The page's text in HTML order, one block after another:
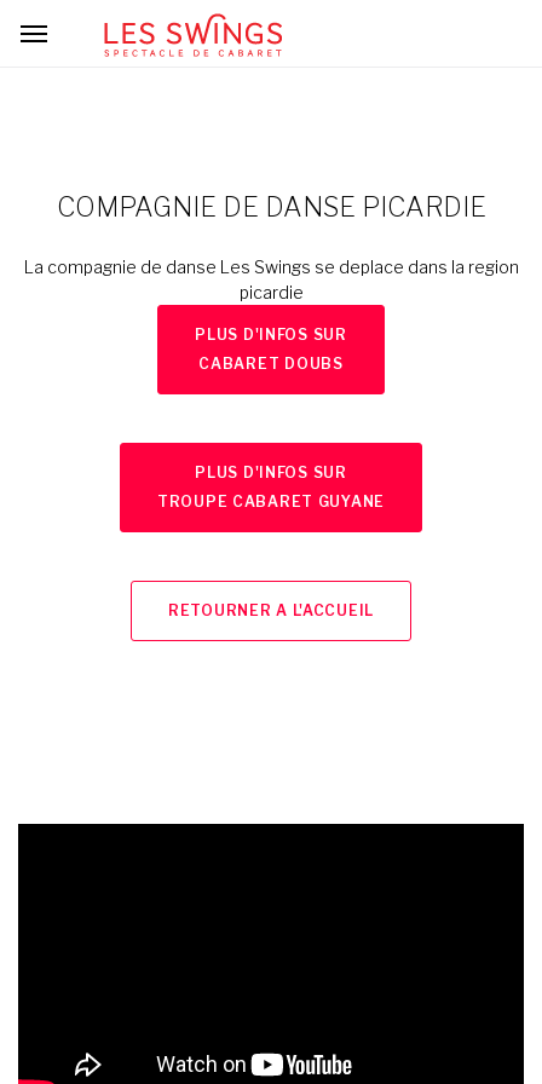
COMPAGNIE DE DANSE PICARDIE
La compagnie de danse Les Swings se deplace dans la region
picardie
PLUS D'INFOS SUR
CABARET DOUBS
PLUS D'INFOS SUR
TROUPE CABARET GUYANE
RETOURNER A L'ACCUEIL